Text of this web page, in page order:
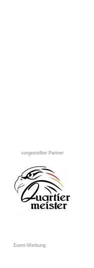
vorgestellter Partner
Event-Werbung